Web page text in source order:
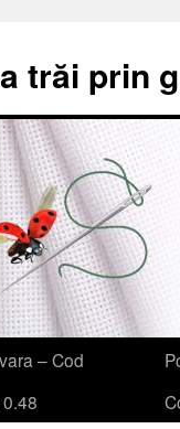
trăi prin
– Cod